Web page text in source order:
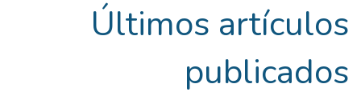
Últimos artículos
publicados